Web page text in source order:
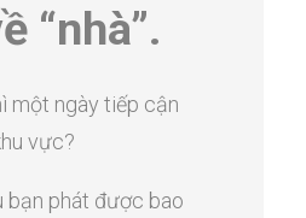
“nhà”.
một ngày tiếp cận
vực?
bạn phát được bao